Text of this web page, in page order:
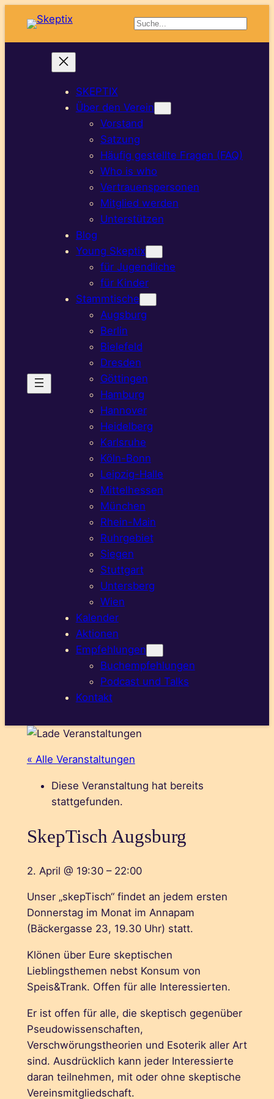
Suchen
SKEPTIX
Über den Verein
Vorstand
Satzung
Häufig gestellte Fragen (FAQ)
Who is who
Vertrauenspersonen
Mitglied werden
Unterstützen
Blog
Young Skeptix
für Jugendliche
für Kinder
Stammtische
Augsburg
Berlin
Bielefeld
Dresden
Göttingen
Hamburg
Hannover
Heidelberg
Karlsruhe
Köln-Bonn
Leipzig-Halle
Mittelhessen
München
Rhein-Main
Ruhrgebiet
Siegen
Stuttgart
Untersberg
Wien
Kalender
Aktionen
Empfehlungen
Buchempfehlungen
Podcast und Talks
Kontakt
« Alle Veranstaltungen
Diese Veranstaltung hat bereits
stattgefunden.
SkepTisch Augsburg
2. April @ 19:30 – 22:00
Unser „skepTisch“ findet an jedem ersten
Donnerstag im Monat im Annapam
(Bäckergasse 23, 19.30 Uhr) statt.
Klönen über Eure skeptischen
Lieblingsthemen nebst Konsum von
Speis&Trank. Offen für alle Interessierten.
Er ist offen für alle, die skeptisch gegenüber
Pseudowissenschaften,
Verschwörungstheorien und Esoterik aller Art
sind. Ausdrücklich kann jeder Interessierte
daran teilnehmen, mit oder ohne skeptische
Vereinsmitgliedschaft.